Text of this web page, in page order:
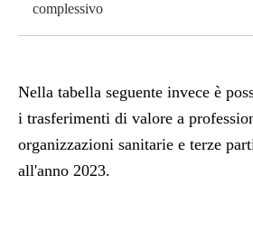
complessivo
Nella tabella seguente invece è
i trasferimenti di valore a
organizzazioni sanitarie e terze
all'anno 2023.